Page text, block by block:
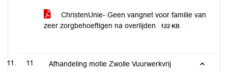
ChristenUnie- Geen vangnet voor familie van
zeer zorgbehoeftigen na overlijden
122 KB
11 Afhandeling motie Zwolle Vuurwerkvrij